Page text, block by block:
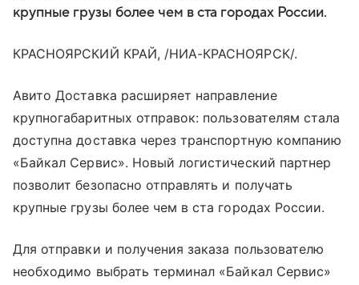
крупные грузы более чем в ста городах России.
КРАСНОЯРСКИЙ КРАЙ, /НИА-КРАСНОЯРСК/.
Авито Доставка расширяет направление
крупногабаритных отправок: пользователям стала
доступна доставка через транспортную компанию
«Байкал Сервис». Новый логистический партнер
позволит безопасно отправлять и получать
крупные грузы более чем в ста городах России.
Для отправки и получения заказа пользователю
необходимо выбрать терминал «Байкал Сервис»